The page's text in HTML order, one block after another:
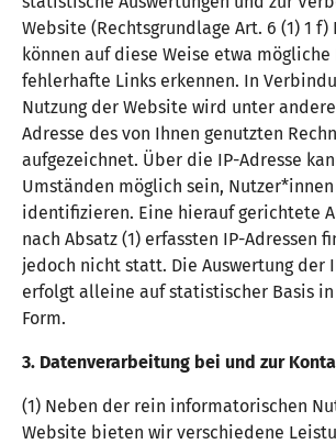
Website (Rechtsgrundlage Art. 6 (1) 1 f)
können auf diese Weise etwa mögliche
fehlerhafte Links erkennen. In
Nutzung der Website wird unter
Adresse des von Ihnen genutzten
aufgezeichnet. Über die IP-Adresse
Umständen möglich sein,
identifizieren. Eine hierauf gerichtete
nach Absatz (1) erfassten IP-Adressen
jedoch nicht statt. Die Auswertung der
erfolgt alleine auf statistischer Basis
Form.
3. Datenverarbeitung bei und zur
(1) Neben der rein informatorischen
Website bieten wir verschiedene